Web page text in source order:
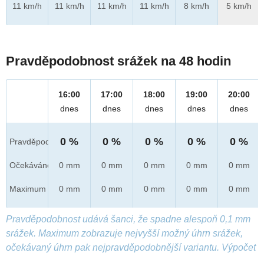
11 km/h
11 km/h
11 km/h
11 km/h
8 km/h
5 km/h
Pravděpodobnost srážek na 48 hodin
Pravděpod.
Očekáváno
Maximum
16:00
dnes
0 %
0 mm
0 mm
17:00
dnes
0 %
0 mm
0 mm
18:00
dnes
0 %
0 mm
0 mm
19:00
dnes
0 %
0 mm
0 mm
20:00
dnes
0 %
0 mm
0 mm
Pravděpodobnost udává šanci, že spadne alespoň 0,1 mm
srážek. Maximum zobrazuje nejvyšší možný úhrn srážek,
očekávaný úhrn pak nejpravděpodobnější variantu. Výpočet